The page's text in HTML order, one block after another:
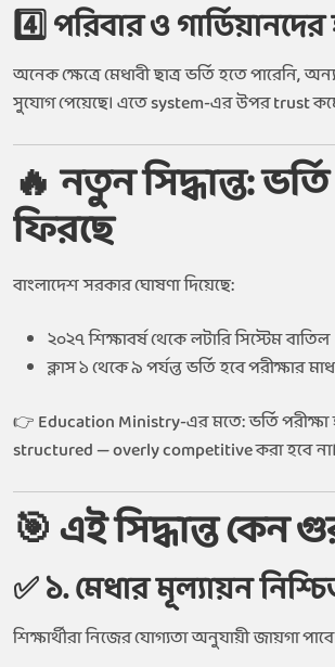
4️⃣ পরিবার ও
অনেক ক্ষেত্রে মেধাবী ছাত্র ভর্তি হতে পারেনি,
সুযোগ পেয়েছে। এতে system-এর উপর trust
🔥 নতুন সিদ্ধান্ত:
ফিরছে
বাংলাদেশ সরকার ঘোষণা দিয়েছে:
২০২৭ শিক্ষাবর্ষ থেকে লটারি সিস্টেম বাতিল
ক্লাস ১ থেকে ৯ পর্যন্ত ভর্তি হবে পরীক্ষার
👉 Education Ministry-এর মতে: ভর্তি
structured — overly competitive করা হবে না।
🎯 এই সিদ্ধান্ত কেন
✅ ১. মেধার মূল্যায়ন
শিক্ষার্থীরা নিজের যোগ্যতা অনুযায়ী জায়গা